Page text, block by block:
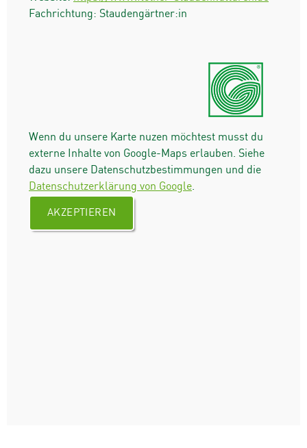
Fachrichtung: Staudengärtner:in
Wenn du unsere Karte nuzen möchtest musst du
externe Inhalte von Google-Maps erlauben. Siehe
dazu unsere Datenschutzbestimmungen und die
Datenschutzerklärung von Google.
AKZEPTIEREN